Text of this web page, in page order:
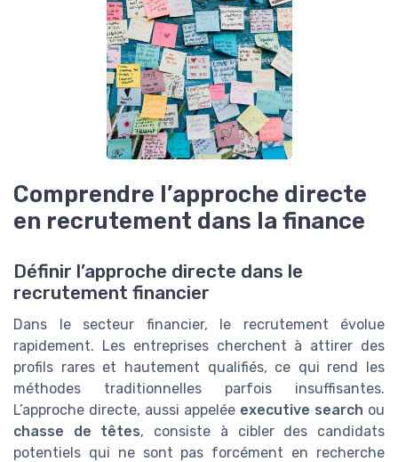
Comprendre l’approche directe
en recrutement dans la finance
Définir l’approche directe dans le
recrutement financier
Dans le secteur financier, le recrutement évolue
rapidement. Les entreprises cherchent à attirer des
profils rares et hautement qualifiés, ce qui rend les
méthodes traditionnelles parfois insuffisantes.
L’approche directe, aussi appelée executive search ou
chasse de têtes, consiste à cibler des candidats
potentiels qui ne sont pas forcément en recherche